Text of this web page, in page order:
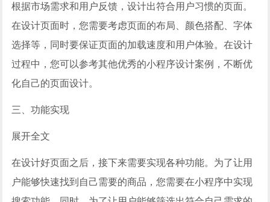
根据市场需求和用户反馈，设计出符合用户习惯的页面。
在设计页面时，您需要考虑页面的布局、颜色搭配、字体
选择等，同时要保证页面的加载速度和用户体验。在设计
过程中，您可以参考其他优秀的小程序设计案例，不断优
化自己的页面设计。
三、功能实现
展开全文
在设计好页面之后，接下来需要实现各种功能。为了让用
户能够快速找到自己需要的商品，您需要在小程序中实现